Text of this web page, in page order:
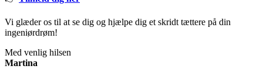
Vi glæder os til at se dig og hjælpe dig et skridt tættere på din
ingeniørdrøm!
Med venlig hilsen
Martina